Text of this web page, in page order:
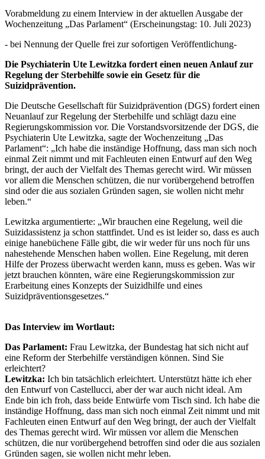
Vorabmeldung zu einem Interview in der aktuellen Ausgabe der
Wochenzeitung „Das Parlament“ (Erscheinungstag: 10. Juli 2023)
- bei Nennung der Quelle frei zur sofortigen Veröffentlichung-
Die Psychiaterin Ute Lewitzka fordert einen neuen Anlauf zur
Regelung der Sterbehilfe sowie ein Gesetz für die
Suizidprävention.
Die Deutsche Gesellschaft für Suizidprävention (DGS) fordert einen
Neuanlauf zur Regelung der Sterbehilfe und schlägt dazu eine
Regierungskommission vor. Die Vorstandsvorsitzende der DGS, die
Psychiaterin Ute Lewitzka, sagte der Wochenzeitung „Das
Parlament“: „Ich habe die inständige Hoffnung, dass man sich noch
einmal Zeit nimmt und mit Fachleuten einen Entwurf auf den Weg
bringt, der auch der Vielfalt des Themas gerecht wird. Wir müssen
vor allem die Menschen schützen, die nur vorübergehend betroffen
sind oder die aus sozialen Gründen sagen, sie wollen nicht mehr
leben.“
Lewitzka argumentierte: „Wir brauchen eine Regelung, weil die
Suizidassistenz ja schon stattfindet. Und es ist leider so, dass es auch
einige hanebüchene Fälle gibt, die wir weder für uns noch für uns
nahestehende Menschen haben wollen. Eine Regelung, mit deren
Hilfe der Prozess überwacht werden kann, muss es geben. Was wir
jetzt brauchen könnten, wäre eine Regierungskommission zur
Erarbeitung eines Konzepts der Suizidhilfe und eines
Suizidpräventionsgesetzes.“
Das Interview im Wortlaut:
Das Parlament: Frau Lewitzka, der Bundestag hat sich nicht auf
eine Reform der Sterbehilfe verständigen können. Sind Sie
erleichtert?
Lewitzka: Ich bin tatsächlich erleichtert. Unterstützt hätte ich eher
den Entwurf von Castellucci, aber der war auch nicht ideal. Am
Ende bin ich froh, dass beide Entwürfe vom Tisch sind. Ich habe die
inständige Hoffnung, dass man sich noch einmal Zeit nimmt und mit
Fachleuten einen Entwurf auf den Weg bringt, der auch der Vielfalt
des Themas gerecht wird. Wir müssen vor allem die Menschen
schützen, die nur vorübergehend betroffen sind oder die aus sozialen
Gründen sagen, sie wollen nicht mehr leben.